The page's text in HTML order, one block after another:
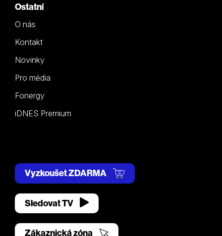
Ostatní
O nás
Kontakt
Novinky
Pro média
Fonergy
iDNES Premium
Vyzkoušet ZDARMA
Sledovat TV
Zákaznická zóna